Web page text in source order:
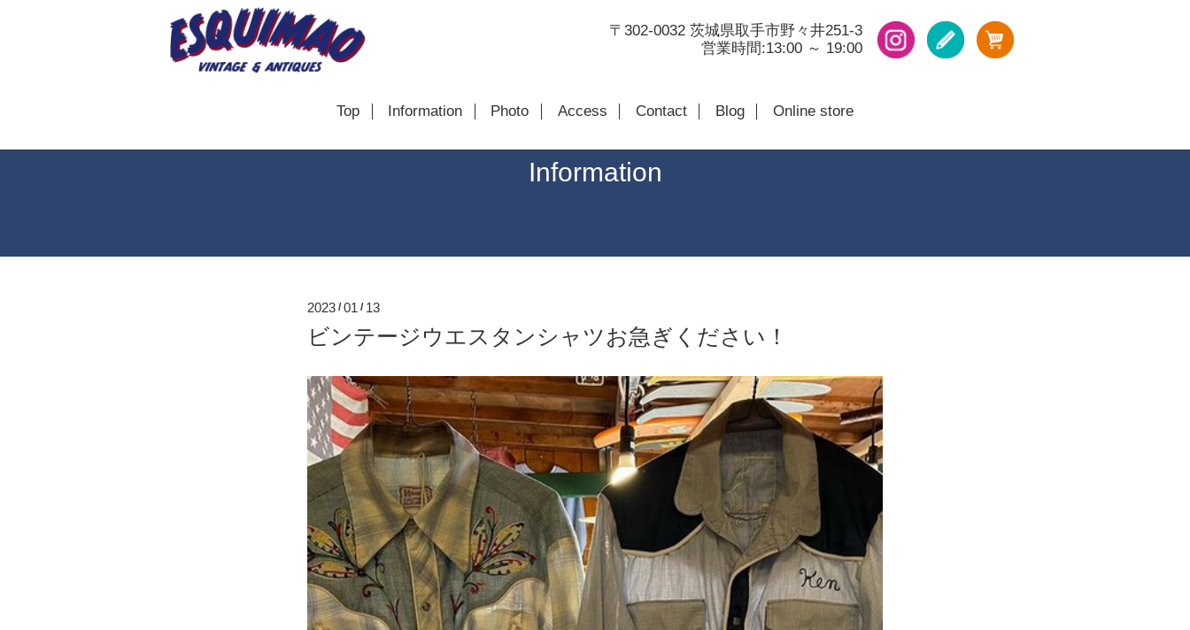
〒302-0032 茨城県取手市野々井251-3
営業時間:13:00 ～ 19:00
Top Information Photo Access Contact Blog Online store
Information
2023 /01 / 13
ビンテージウエスタンシャツお急ぎください！